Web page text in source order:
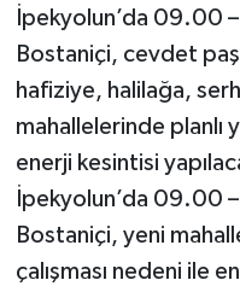
İpekyolun’da 09.00
Bostaniçi, cevdet
hafiziye, halilağa,
mahallelerinde planlı
enerji kesintisi
İpekyolun’da 09.00
Bostaniçi, yeni
çalışması nedeni ile